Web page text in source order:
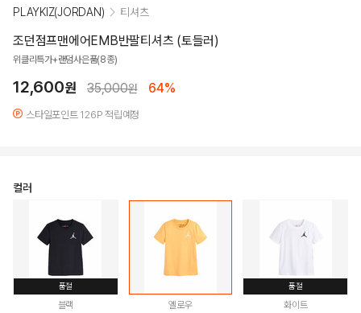
PLAYKIZ(JORDAN) 티셔츠
조던점프맨에어EMB반팔티셔츠 (토들러)
위클리특가+랜덤사은품(8종)
12,600원 35,000원 64%
스타일포인트 126P 적립예정
컬러
품절
블랙 옐로우
품절
화이트